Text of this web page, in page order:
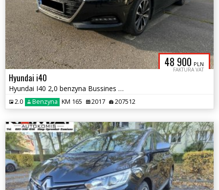
48 900 PLN
FAKTURA VAT
Hyundai i40
Hyundai I40 2,0 benzyna Bussines Bogate Wyposażenie Zamiana
2.0 Benzyna KM 165 2017 207512